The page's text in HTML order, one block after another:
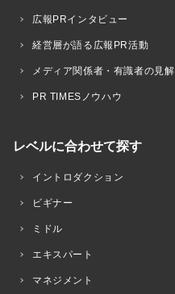
広報PRインタビュー
経営層が語る広報PR活動
メディア関係者・有識者の見解
PR TIMESノウハウ
レベルに合わせて探す
イントロダクション
ビギナー
ミドル
エキスパート
マネジメント